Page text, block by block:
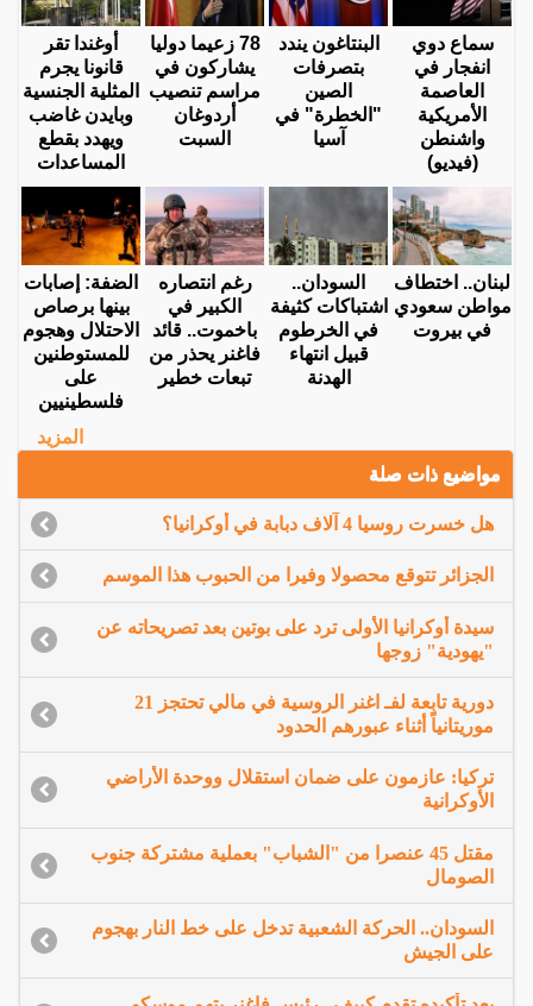
سماع دوي
انفجار في
العاصمة
الأمريكية
واشنطن
(فيديو)
البنتاغون يندد
بتصرفات
الصين
"الخطرة" في
آسيا
78 زعيما دوليا
يشاركون في
مراسم تنصيب
أردوغان
السبت
أوغندا تقر
قانونا يجرم
المثلية الجنسية
وبايدن غاضب
ويهدد بقطع
المساعدات
لبنان.. اختطاف
مواطن سعودي
في بيروت
السودان..
اشتباكات كثيفة
في الخرطوم
قبيل انتهاء
الهدنة
رغم انتصاره
الكبير في
باخموت.. قائد
فاغنر يحذر من
تبعات خطير
الضفة: إصابات
بينها برصاص
الاحتلال وهجوم
للمستوطنين
على
فلسطينيين
المزيد
مواضيع ذات صلة
هل خسرت روسيا 4 آلاف دبابة في أوكرانيا؟
الجزائر تتوقع محصولا وفيرا من الحبوب هذا الموسم
سيدة أوكرانيا الأولى ترد على بوتين بعد تصريحاته عن
"يهودية" زوجها
دورية تابعة لفـ اغنر الروسية في مالي تحتجز 21
موريتانياً أثناء عبورهم الحدود
تركيا: عازمون على ضمان استقلال ووحدة الأراضي
الأوكرانية
مقتل 45 عنصرا من "الشباب" بعملية مشتركة جنوب
الصومال
السودان.. الحركة الشعبية تدخل على خط النار بهجوم
على الجيش